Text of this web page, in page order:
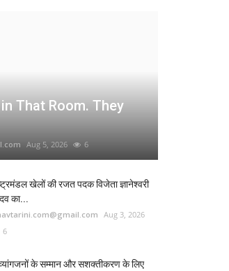
That Room. They
Aug 5, 2026 6
खेलों की रजत पदक विजेता ज्ञानेश्वरी
का...
Aug 3, 2026
6
के सम्मान और सशक्तीकरण के लिए